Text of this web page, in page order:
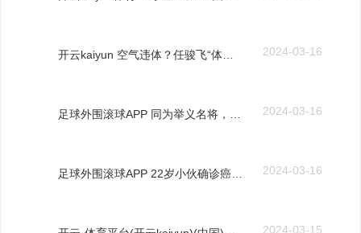
2024-03-16
2024-03-16
2024-03-16
2024-03-15